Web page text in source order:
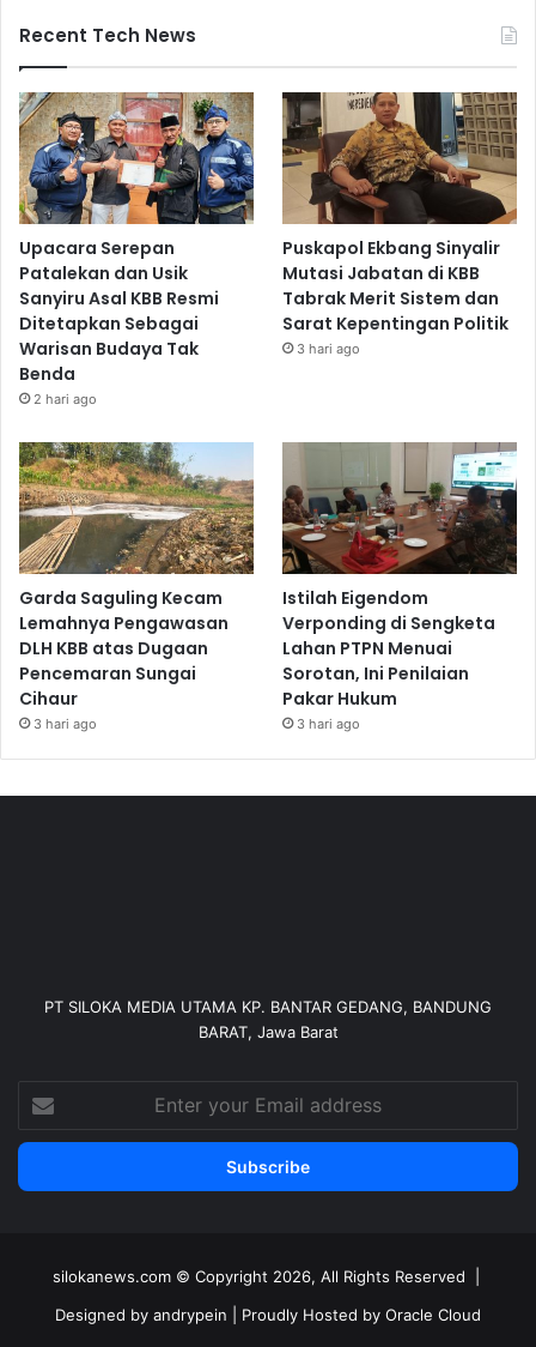
Recent Tech News
Upacara Serepan
Patalekan dan Usik
Sanyiru Asal KBB Resmi
Ditetapkan Sebagai
Warisan Budaya Tak
Benda
2 hari ago
Puskapol Ekbang Sinyalir
Mutasi Jabatan di KBB
Tabrak Merit Sistem dan
Sarat Kepentingan Politik
3 hari ago
Garda Saguling Kecam
Lemahnya Pengawasan
DLH KBB atas Dugaan
Pencemaran Sungai
Cihaur
3 hari ago
Istilah Eigendom
Verponding di Sengketa
Lahan PTPN Menuai
Sorotan, Ini Penilaian
Pakar Hukum
3 hari ago
PT SILOKA MEDIA UTAMA KP. BANTAR GEDANG, BANDUNG
BARAT, Jawa Barat
your
Email
silokanews.com© Copyright 2026, All Rights Reserved |
Designed by andrypein | Proudly Hosted by Oracle Cloud